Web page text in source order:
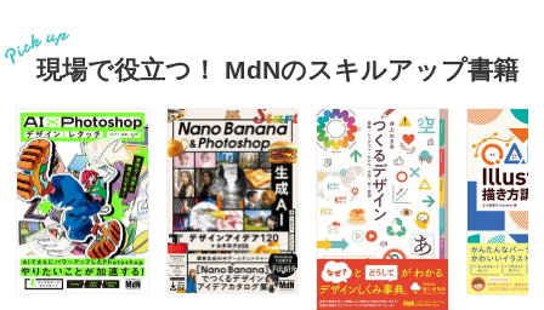
現場で役立つ！ MdNのスキルアップ書籍